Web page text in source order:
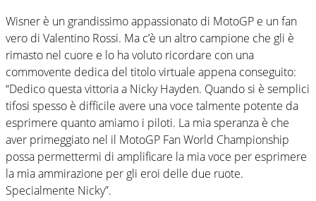
Wisner è un grandissimo appassionato di MotoGP e un fan
vero di Valentino Rossi. Ma c’è un altro campione che gli è
rimasto nel cuore e lo ha voluto ricordare con una
commovente dedica del titolo virtuale appena conseguito:
“Dedico questa vittoria a Nicky Hayden. Quando si è semplici
tifosi spesso è difficile avere una voce talmente potente da
esprimere quanto amiamo i piloti. La mia speranza è che
aver primeggiato nel il MotoGP Fan World Championship
possa permettermi di amplificare la mia voce per esprimere
la mia ammirazione per gli eroi delle due ruote.
Specialmente Nicky”.